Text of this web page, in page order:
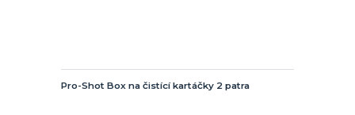
Pro-Shot Box na čistící kartáčky 2 patra